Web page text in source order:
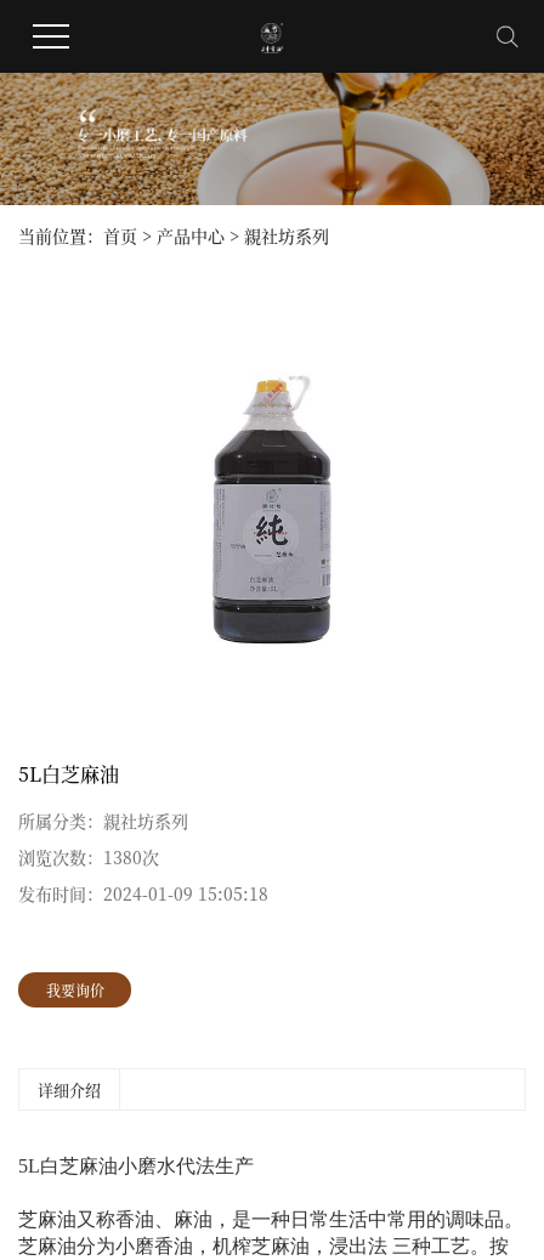
当前位置： 首页 > 产品中心 > 親社坊系列
5L白芝麻油
所属分类： 親社坊系列
浏览次数： 1380次
发布时间： 2024-01-09 15:05:18
我要询价
详细介绍
5L白芝麻油小磨水代法生产
芝麻油又称香油、麻油，是一种日常生活中常用的调味品。
芝麻油分为小磨香油，机榨芝麻油，浸出法 三种工艺。按